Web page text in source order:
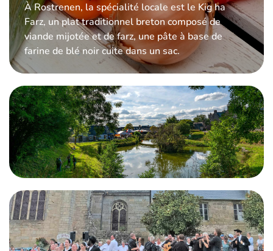
À Rostrenen, la spécialité locale est le Kig ha
Farz, un plat traditionnel breton composé de
viande mijotée et de farz, une pâte à base de
farine de blé noir cuite dans un sac.